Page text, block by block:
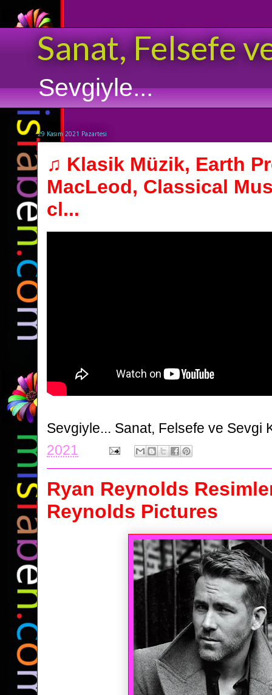
Sanat, Felsefe
Sevgiyle...
29 Kasım 2021 Pazartesi
♫ Klasik Müzik, Earth
MacLeod, Classical
cl...
Sevgiyle... Sanat, Felsefe ve Sevgi
2021
Ryan Reynolds
Reynolds Pictures